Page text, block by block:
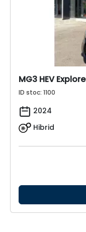
MG3 HEV Explore
ID stoc: 1100
2024
Hibrid